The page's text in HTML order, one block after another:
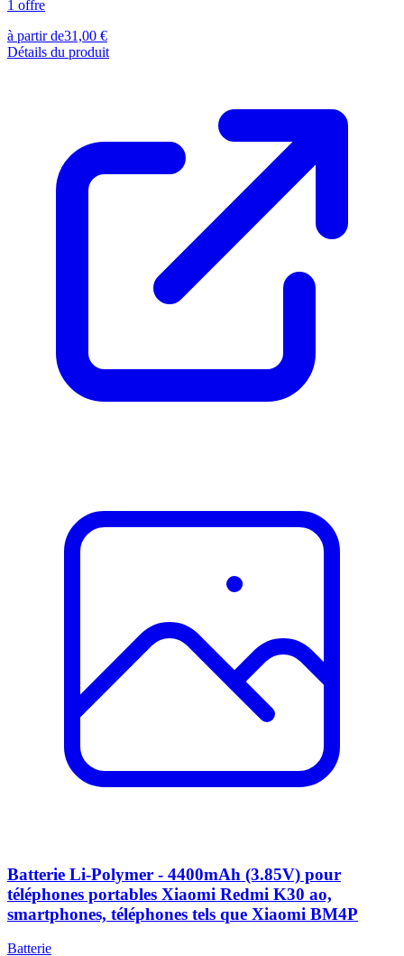
1 offre
à partir de31,00 €
Détails du produit
Batterie Li-Polymer - 4400mAh (3.85V) pour
téléphones portables Xiaomi Redmi K30 ao,
smartphones, téléphones tels que Xiaomi BM4P
Batterie